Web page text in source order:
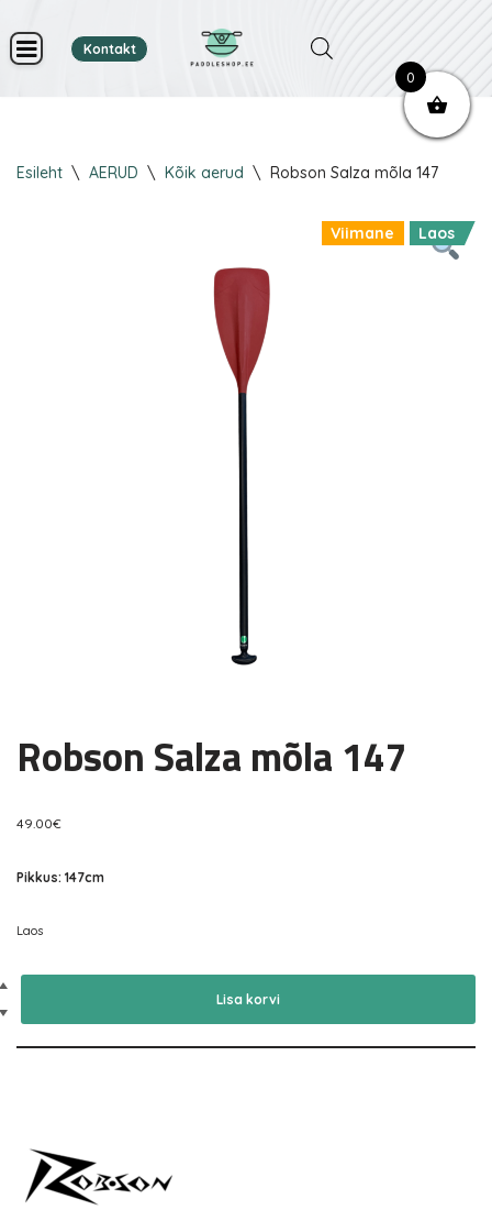
Skip
content
Kontakt
Esileht \ AERUD \ Kõik aerud \ Robson Salza mõla 147
Viimane Laos
Robson Salza mõla 147
49.00€
Pikkus: 147cm
Laos
Lisa korvi
0